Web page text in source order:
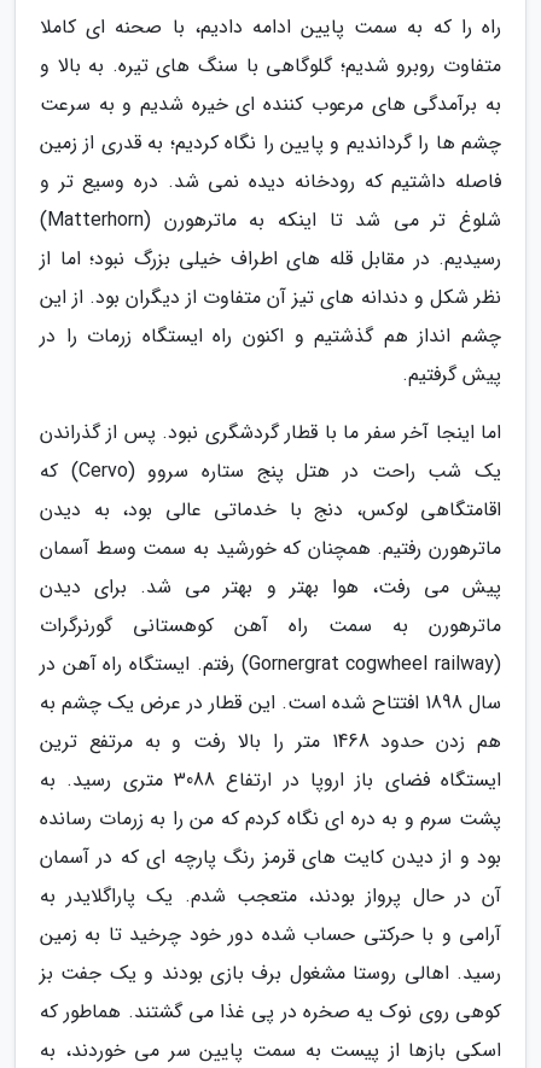
راه را که به سمت پایین ادامه دادیم، با صحنه ای کاملا
متفاوت روبرو شدیم؛ گلوگاهی با سنگ های تیره. به بالا و
به برآمدگی های مرعوب کننده ای خیره شدیم و به سرعت
چشم ها را گرداندیم و پایین را نگاه کردیم؛ به قدری از زمین
فاصله داشتیم که رودخانه دیده نمی شد. دره وسیع تر و
شلوغ تر می شد تا اینکه به ماترهورن (Matterhorn)
رسیدیم. در مقابل قله های اطراف خیلی بزرگ نبود؛ اما از
نظر شکل و دندانه های تیز آن متفاوت از دیگران بود. از این
چشم انداز هم گذشتیم و اکنون راه ایستگاه زرمات را در
پیش گرفتیم.
اما اینجا آخر سفر ما با قطار گردشگری نبود. پس از گذراندن
یک شب راحت در هتل پنج ستاره سروو (Cervo) که
اقامتگاهی لوکس، دنج با خدماتی عالی بود، به دیدن
ماترهورن رفتیم. همچنان که خورشید به سمت وسط آسمان
پیش می رفت، هوا بهتر و بهتر می شد. برای دیدن
ماترهورن به سمت راه آهن کوهستانی گورنرگرات
(Gornergrat cogwheel railway) رفتم. ایستگاه راه آهن در
سال 1898 افتتاح شده است. این قطار در عرض یک چشم به
هم زدن حدود 1468 متر را بالا رفت و به مرتفع ترین
ایستگاه فضای باز اروپا در ارتفاع 3088 متری رسید. به
پشت سرم و به دره ای نگاه کردم که من را به زرمات رسانده
بود و از دیدن کایت های قرمز رنگ پارچه ای که در آسمان
آن در حال پرواز بودند، متعجب شدم. یک پاراگلایدر به
آرامی و با حرکتی حساب شده دور خود چرخید تا به زمین
رسید. اهالی روستا مشغول برف بازی بودند و یک جفت بز
کوهی روی نوک یه صخره در پی غذا می گشتند. هماطور که
اسکی بازها از پیست به سمت پایین سر می خوردند، به